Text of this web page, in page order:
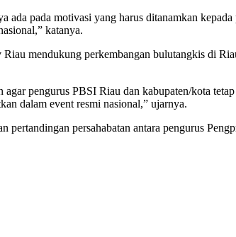
pada motivasi yang harus ditanamkan
katanya.
mendukung perkembangan bulutangkis di
pengurus PBSI Riau dan kabupaten/kota
dalam event resmi nasional,” ujarnya.
persahabatan antara pengurus